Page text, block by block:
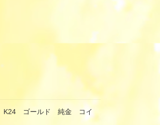
K24 ゴールド 純金 コイ